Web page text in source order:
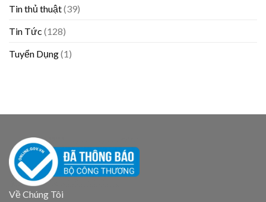
Tin thủ thuật(39)
Tin Tức (128)
Tuyển Dụng(1)
Về Chúng Tôi